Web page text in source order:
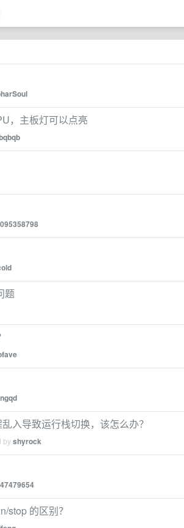
，主板灯可以点亮
题
入导致运行栈切换，该怎么办？
byshyrock
stop 的区别？